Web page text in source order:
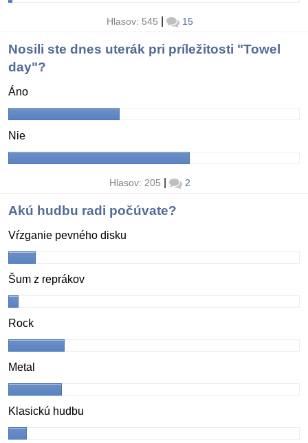
Hlasov: 545 | 15
Nosili ste dnes uterák pri príležitosti "Towel
day"?
Áno
Nie
Hlasov: 205 | 2
Akú hudbu radi počúvate?
Vŕzganie pevného disku
Šum z reprákov
Rock
Metal
Klasickú hudbu